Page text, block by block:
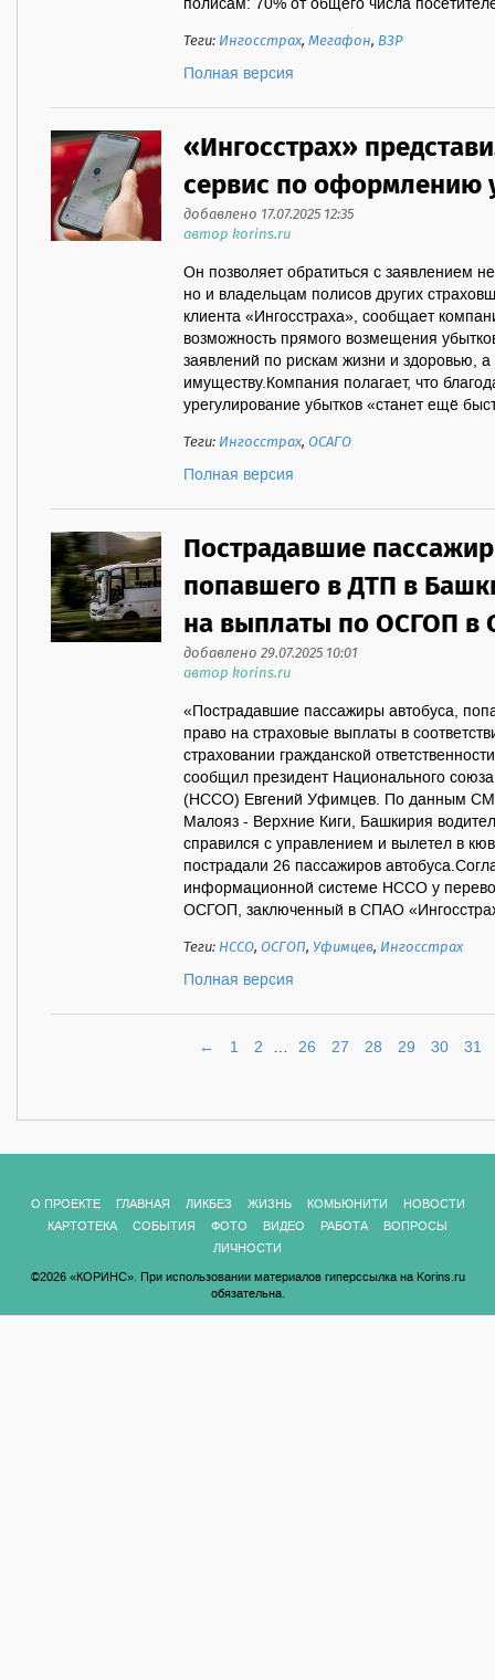
полисам: 70% от общего числа
Теги:Ингосстрах,Мегафон, ВЗР
Полная версия
«Ингосстрах»
сервис по оформлению
добавлено 17.07.2025 12:35
автор korins.ru
Он позволяет обратиться с заявлением
но и владельцам полисов других
клиента «Ингосстраха», сообщает
возможность прямого возмещения
заявлений по рискам жизни и здоровью,
имуществу.Компания полагает, что
урегулирование убытков «станет ещё
Теги:Ингосстрах,ОСАГО
Полная версия
Пострадавшие
попавшего в ДТП в
на выплаты по ОСГОП в
добавлено 29.07.2025 10:01
автор korins.ru
«Пострадавшие пассажиры автобуса,
право на страховые выплаты в
страховании гражданской
сообщил президент Национального союза
(НССО) Евгений Уфимцев. По данным
Малояз - Верхние Киги, Башкирия
справился с управлением и вылетел в
пострадали 26 пассажиров
информационной системе НССО у
ОСГОП, заключенный в СПАО
Теги:НССО,ОСГОП, Уфимцев, Ингосстрах
Полная версия
← 1 2 … 26 27 28 29 30 31
О ПРОЕКТЕ ГЛАВНАЯ ЛИКБЕЗ ЖИЗНЬ КОМЬЮНИТИ
НОВОСТИ
КАРТОТЕКА
СОБЫТИЯ ФОТО ВИДЕО РАБОТА
ВОПРОСЫ
ЛИЧНОСТИ
©2026 «КОРИНС». При использовании материалов гиперссылка на Korins.ru
обязательна.